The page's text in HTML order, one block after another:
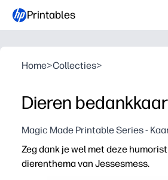
Printables
Home>Collecties>
Dieren
Magic Made Printable Series -
Zeg dank je wel met deze
dierenthema van Jessesmess.